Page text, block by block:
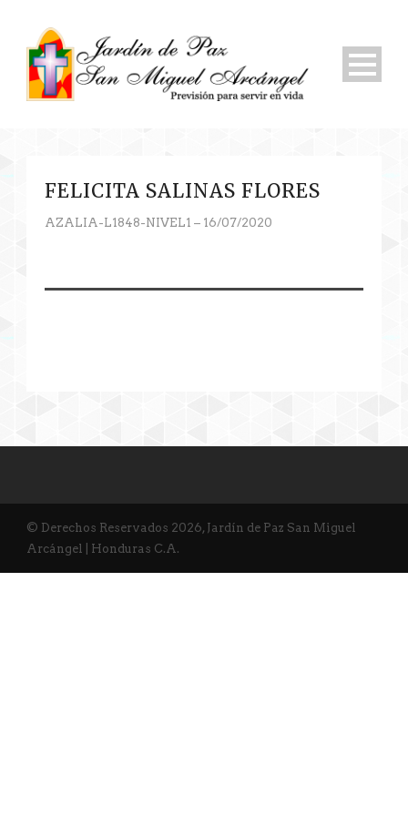
FELICITA SALINAS FLORES
AZALIA-L1848-NIVEL1 – 16/07/2020
© Derechos Reservados 2026, Jardín de Paz San Miguel
Arcángel | Honduras C.A.